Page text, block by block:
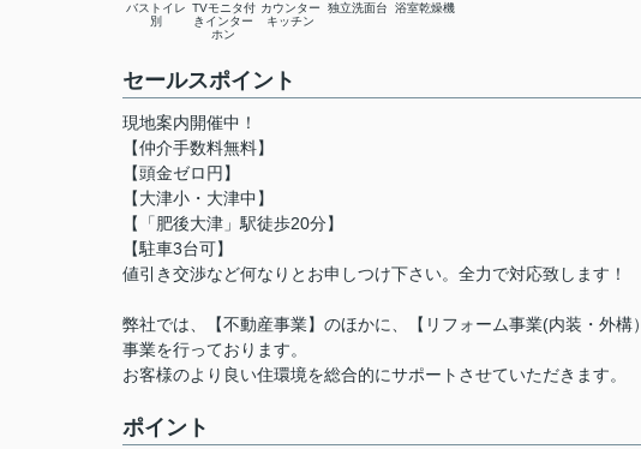
バストイレ
別
TVモニタ付
きインター
ホン
カウンター
キッチン
独立洗面台 浴室乾燥機
セールスポイント
現地案内開催中！
【仲介手数料無料】
【頭金ゼロ円】
【大津小・大津中】
【「肥後大津」駅徒歩20分】
【駐車3台可】
値引き交渉など何なりとお申しつけ下さい。全力で対応致します！
弊社では、【不動産事業】のほかに、【リフォーム事業(内装・外
事業を行っております。
お客様のより良い住環境を総合的にサポートさせていただきます。
ポイント